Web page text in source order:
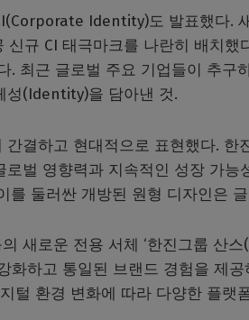
Identity)도 발표했다.
신규 CI 태극마크를 나란히 배치
. 최근 글로벌 주요 기업들이 추구
성(Identity)을 담아낸 것.
결하고 현대적으로 표현했다.
벌 영향력과 지속적인 성장 가능
를 둘러싼 개방된 원형 디자인은
새로운 전용 서체 ‘한진그룹 산
화하고 통일된 브랜드 경험을 제
털 환경 변화에 따라 다양한 플랫